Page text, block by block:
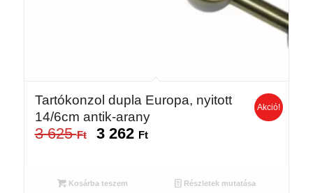
Tartókonzol dupla Europa, nyitott
14/6cm antik-arany
3 625Ft
Original
3
3 262 FtCurrent
Akció!
Kosárba teszem Részletek mutatása